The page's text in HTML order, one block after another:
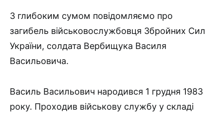
З глибоким сумом повідомляємо про
загибель військовослужбовця Збройних Сил
України, солдата Вербищука Василя
Васильовича.
Василь Васильович народився 1 грудня 1983
року. Проходив військову службу у складі